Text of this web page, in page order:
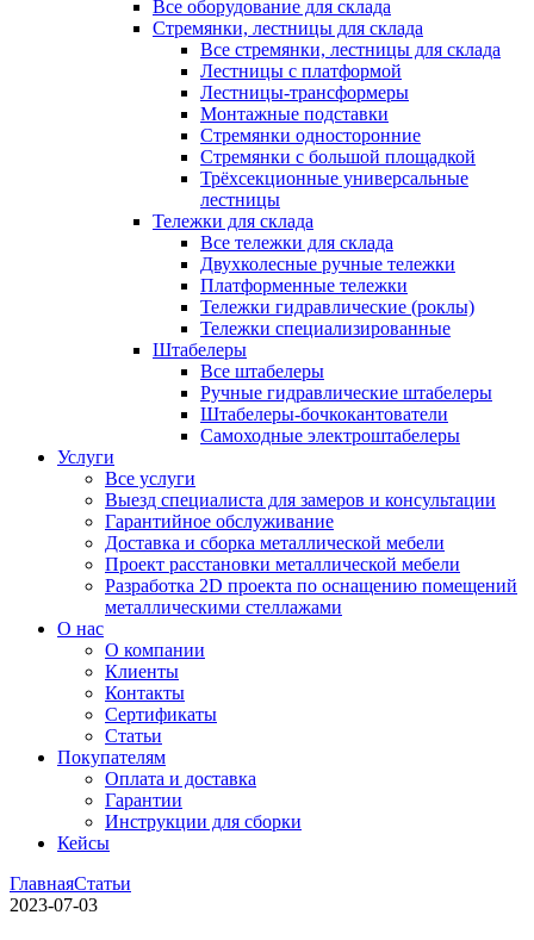
Все оборудование для склада
Стремянки, лестницы для склада
Все стремянки, лестницы для склада
Лестницы с платформой
Лестницы-трансформеры
Монтажные подставки
Стремянки односторонние
Стремянки с большой площадкой
Трёхсекционные универсальные
лестницы
Тележки для склада
Все тележки для склада
Двухколесные ручные тележки
Платформенные тележки
Тележки гидравлические (роклы)
Тележки специализированные
Штабелеры
Все штабелеры
Ручные гидравлические штабелеры
Штабелеры-бочкокантователи
Самоходные электроштабелеры
Услуги
Все услуги
Выезд специалиста для замеров и консультации
Гарантийное обслуживание
Доставка и сборка металлической мебели
Проект расстановки металлической мебели
Разработка 2D проекта по оснащению помещений
металлическими стеллажами
О нас
О компании
Клиенты
Контакты
Сертификаты
Статьи
Покупателям
Оплата и доставка
Гарантии
Инструкции для сборки
Кейсы
ГлавнаяСтатьи
2023-07-03